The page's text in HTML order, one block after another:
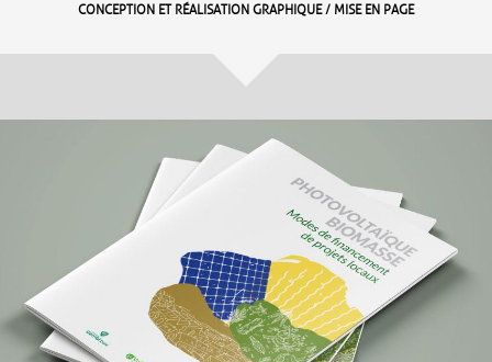
CONCEPTION ET RÉALISATION GRAPHIQUE / MISE EN PAGE